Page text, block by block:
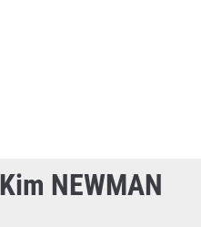
NEWMAN